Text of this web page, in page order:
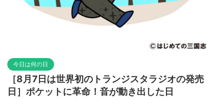
今日は何の日
［8月7日は世界初のトランジスタラジオの発売
日］ポケットに革命！音が動き出した日